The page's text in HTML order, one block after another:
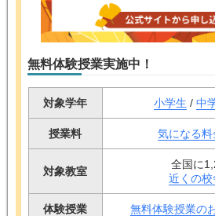
無料体験授業実施中！
対象学年 小学生 / 中
授業料 気になる料
対象教室
全国に
近くの
体験授業 無料体験授業の